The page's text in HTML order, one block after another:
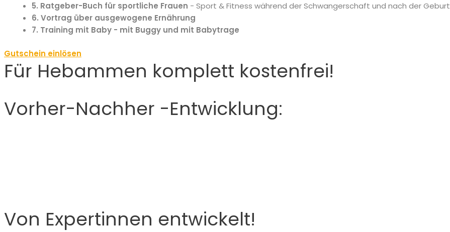
5. Ratgeber-Buch für sportliche Frauen - Sport & Fitness während der Schwangerschaft und nach der Geburt
6. Vortrag über ausgewogene Ernährung
7. Training mit Baby - mit Buggy und mit Babytrage
Gutschein einlösen
Für Hebammen komplett kostenfrei!
Vorher-Nachher -Entwicklung:
Von Expertinnen entwickelt!